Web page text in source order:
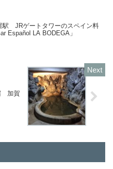
駅 JRゲートタワーのスペイン料
Español LA BODEGA」
加賀